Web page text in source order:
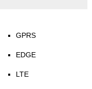
GPRS
EDGE
LTE